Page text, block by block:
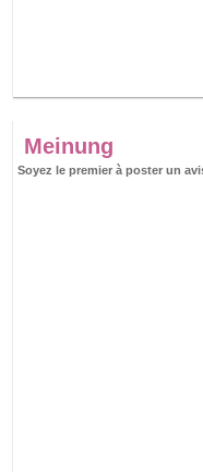
Meinung
Soyez le premier à poster un